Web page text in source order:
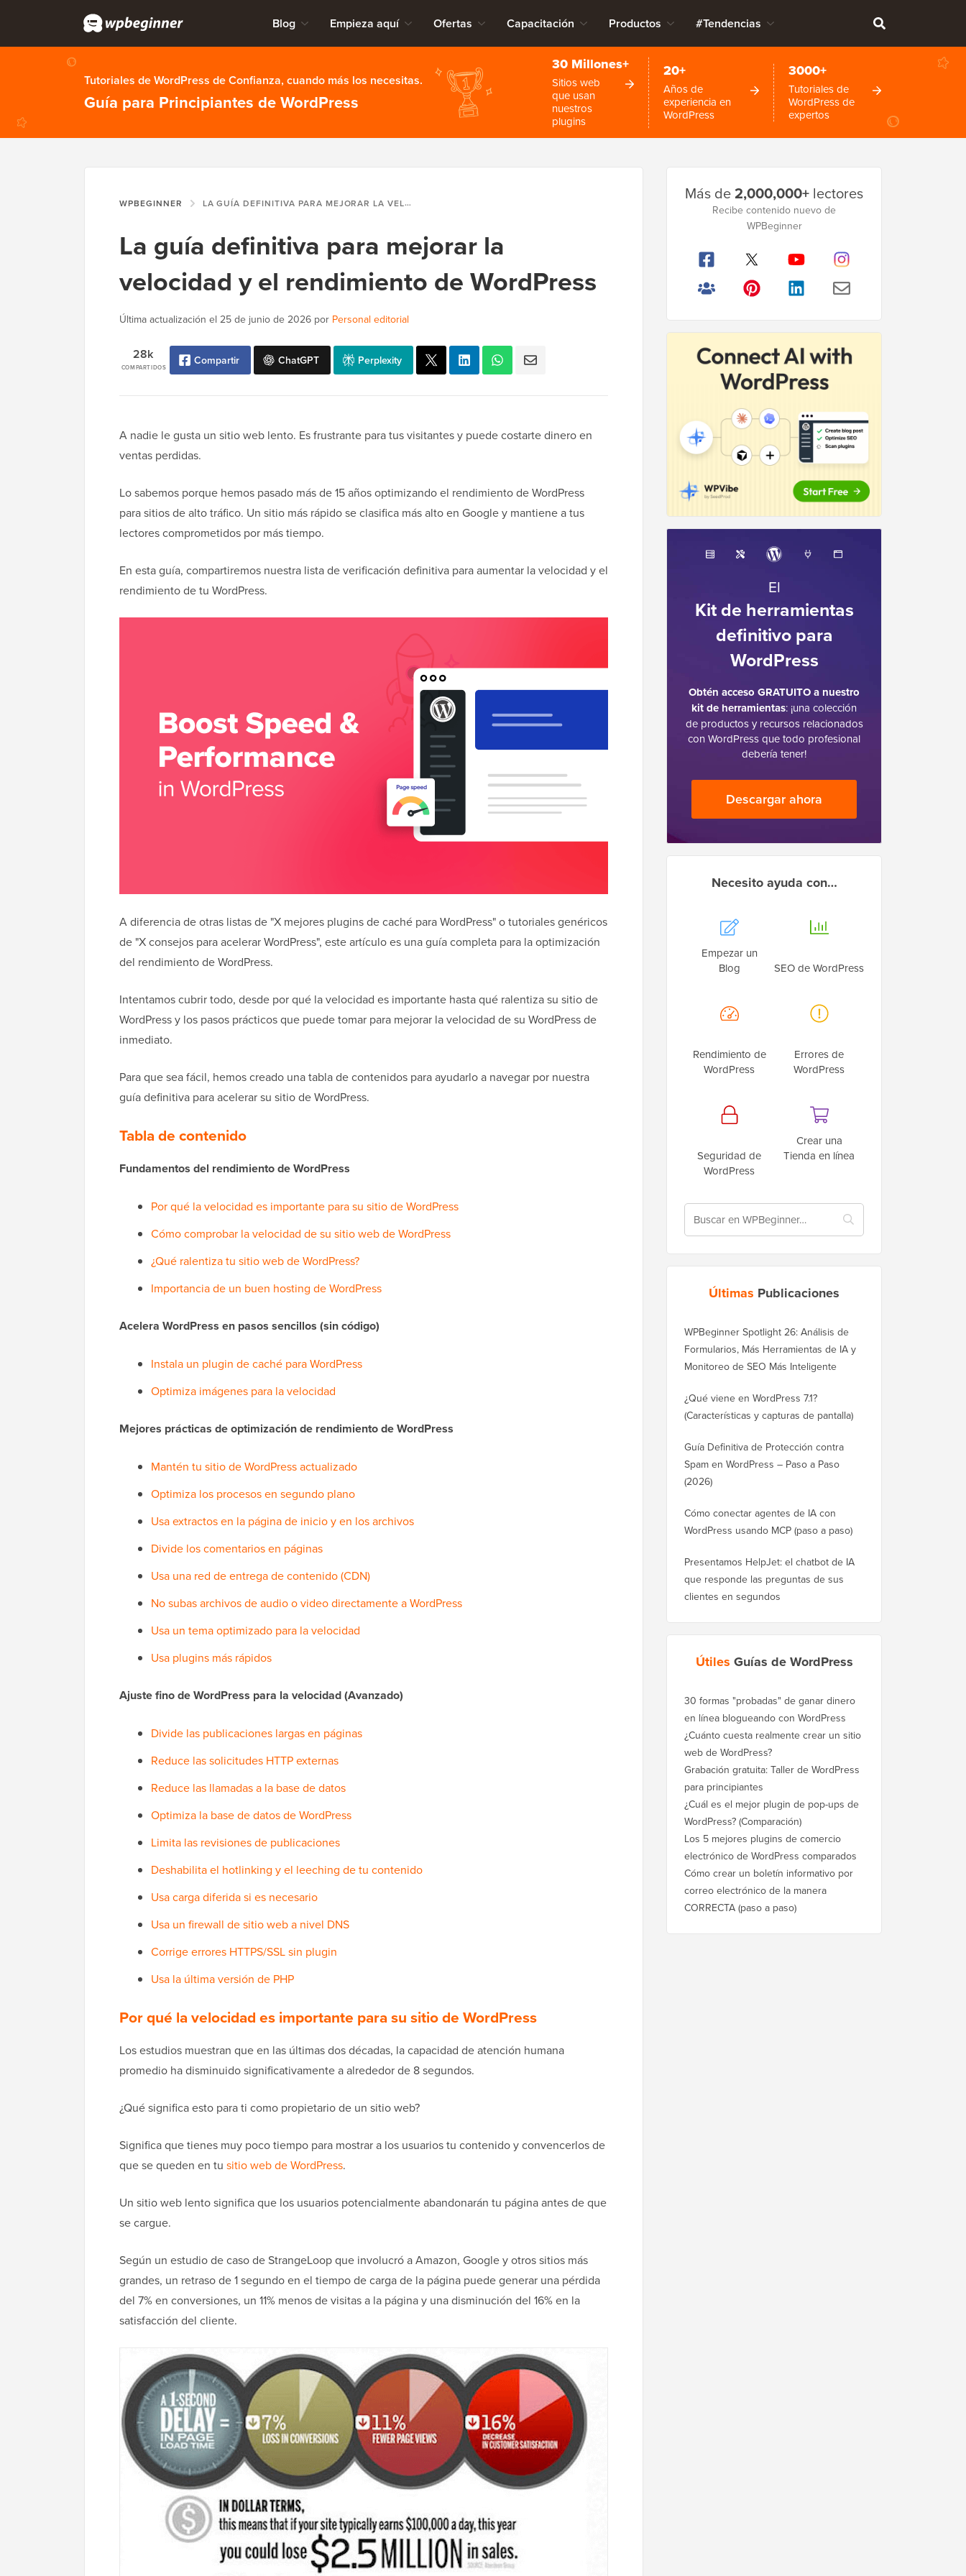
Blog Empieza aquí Ofertas Capacitación Productos #Tendencias
Tutoriales de WordPress de Confianza, cuando más los necesitas.
Guía para Principiantes de WordPress
30 Millones+
Sitios web
que usan
nuestros
plugins
20+
Años de
experiencia en
WordPress
3000+
Tutoriales de
WordPress de
expertos
WPBEGINNER LA GUÍA DEFINITIVA PARA MEJORAR LA VELOCIDAD Y EL RENDIMIENTO DE WORDPRESS
La guía definitiva para mejorar la
velocidad y el rendimiento de WordPress
Última actualización el 25 de junio de 2026 por Personal editorial
COMPARTIDOS
28k Compartir ChatGPT Perplexity
A nadie le gusta un sitio web lento. Es frustrante para tus visitantes y puede costarte dinero en
ventas perdidas.
Lo sabemos porque hemos pasado más de 15 años optimizando el rendimiento de WordPress
para sitios de alto tráfico. Un sitio más rápido se clasifica más alto en Google y mantiene a tus
lectores comprometidos por más tiempo.
En esta guía, compartiremos nuestra lista de verificación definitiva para aumentar la velocidad y el
rendimiento de tu WordPress.
A diferencia de otras listas de "X mejores plugins de caché para WordPress" o tutoriales genéricos
de "X consejos para acelerar WordPress", este artículo es una guía completa para la optimización
del rendimiento de WordPress.
Intentamos cubrir todo, desde por qué la velocidad es importante hasta qué ralentiza su sitio de
WordPress y los pasos prácticos que puede tomar para mejorar la velocidad de su WordPress de
inmediato.
Para que sea fácil, hemos creado una tabla de contenidos para ayudarlo a navegar por nuestra
guía definitiva para acelerar su sitio de WordPress.
Tabla de contenido
Fundamentos del rendimiento de WordPress
Por qué la velocidad es importante para su sitio de WordPress
Cómo comprobar la velocidad de su sitio web de WordPress
¿Qué ralentiza tu sitio web de WordPress?
Importancia de un buen hosting de WordPress
Acelera WordPress en pasos sencillos (sin código)
Instala un plugin de caché para WordPress
Optimiza imágenes para la velocidad
Mejores prácticas de optimización de rendimiento de WordPress
Mantén tu sitio de WordPress actualizado
Optimiza los procesos en segundo plano
Usa extractos en la página de inicio y en los archivos
Divide los comentarios en páginas
Usa una red de entrega de contenido (CDN)
No subas archivos de audio o video directamente a WordPress
Usa un tema optimizado para la velocidad
Usa plugins más rápidos
Ajuste fino de WordPress para la velocidad (Avanzado)
Divide las publicaciones largas en páginas
Reduce las solicitudes HTTP externas
Reduce las llamadas a la base de datos
Optimiza la base de datos de WordPress
Limita las revisiones de publicaciones
Deshabilita el hotlinking y el leeching de tu contenido
Usa carga diferida si es necesario
Usa un firewall de sitio web a nivel DNS
Corrige errores HTTPS/SSL sin plugin
Usa la última versión de PHP
Por qué la velocidad es importante para su sitio de WordPress
Los estudios muestran que en las últimas dos décadas, la capacidad de atención humana
promedio ha disminuido significativamente a alrededor de 8 segundos.
¿Qué significa esto para ti como propietario de un sitio web?
Significa que tienes muy poco tiempo para mostrar a los usuarios tu contenido y convencerlos de
que se queden en tu sitio web de WordPress.
Un sitio web lento significa que los usuarios potencialmente abandonarán tu página antes de que
se cargue.
Según un estudio de caso de StrangeLoop que involucró a Amazon, Google y otros sitios más
grandes, un retraso de 1 segundo en el tiempo de carga de la página puede generar una pérdida
del 7% en conversiones, un 11% menos de visitas a la página y una disminución del 16% en la
satisfacción del cliente.
lateral
Más de2,000,000+ lectores
Recibe contenido nuevo de
WPBeginner
El
Kit de herramientas
definitivo para
WordPress
Obtén acceso GRATUITO a nuestro
kit de herramientas: ¡una colección
de productos y recursos relacionados
con WordPress que todo profesional
debería tener!
Descargar ahora
Necesito ayuda con…
Empezar un
Blog
SEO de WordPress
Rendimiento de
WordPress
Errores de
WordPress
Seguridad de
WordPress
Crear una
Tienda en línea
Últimas Publicaciones
WPBeginner Spotlight 26: Análisis de
Formularios, Más Herramientas de IA y
Monitoreo de SEO Más Inteligente
¿Qué viene en WordPress 7.1?
(Características y capturas de pantalla)
Guía Definitiva de Protección contra
Spam en WordPress – Paso a Paso
(2026)
Cómo conectar agentes de IA con
WordPress usando MCP (paso a paso)
Presentamos HelpJet: el chatbot de IA
que responde las preguntas de sus
clientes en segundos
Útiles Guías de WordPress
30 formas "probadas" de ganar dinero
en línea blogueando con WordPress
¿Cuánto cuesta realmente crear un sitio
web de WordPress?
Grabación gratuita: Taller de WordPress
para principiantes
¿Cuál es el mejor plugin de pop-ups de
WordPress? (Comparación)
Los 5 mejores plugins de comercio
electrónico de WordPress comparados
Cómo crear un boletín informativo por
correo electrónico de la manera
CORRECTA (paso a paso)